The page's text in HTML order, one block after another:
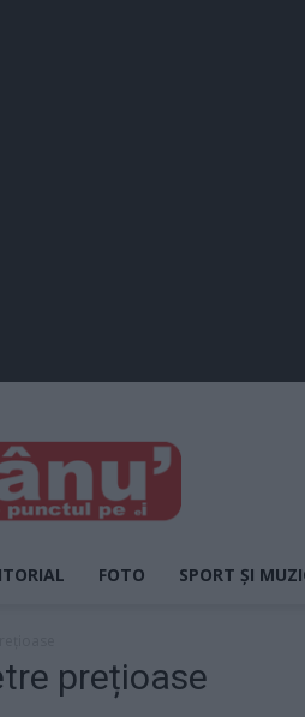
JUPÂNU'
FOTO SPORT ȘI
prețioase